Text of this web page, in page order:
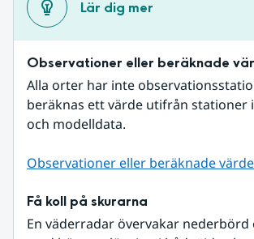
Lär dig mer
Observationer eller beräknade
Alla orter har inte
beräknas ett värde utifrån stationer
och modelldata.
Observationer eller beräknade
Få koll på skurarna
En väderradar övervakar